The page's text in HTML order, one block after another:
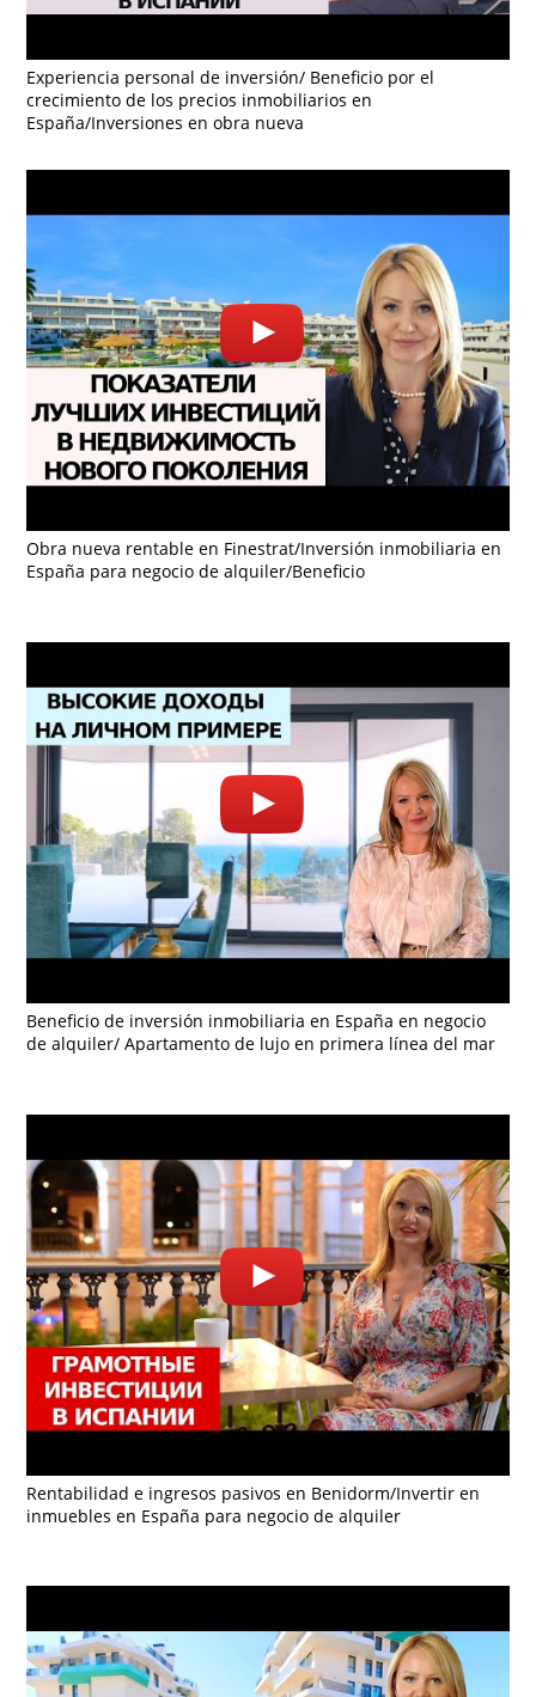
Experiencia personal de inversión/ Beneficio por el
crecimiento de los precios inmobiliarios en
España/Inversiones en obra nueva
Obra nueva rentable en Finestrat/Inversión inmobiliaria en
España para negocio de alquiler/Beneficio
Beneficio de inversión inmobiliaria en España en negocio
de alquiler/ Apartamento de lujo en primera línea del mar
Rentabilidad e ingresos pasivos en Benidorm/Invertir en
inmuebles en España para negocio de alquiler